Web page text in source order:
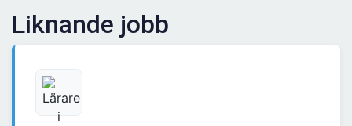
Liknande jobb